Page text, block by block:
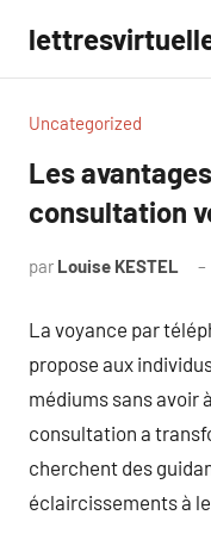
contenu
Uncategorized
Les
consultation
par Louise KESTEL
La voyance par
propose aux
médiums sans avoir
consultation a
cherchent des
éclaircissements à